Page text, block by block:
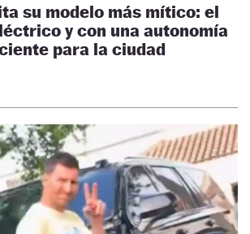
su modelo más mítico: el
y con una autonomía
para la ciudad